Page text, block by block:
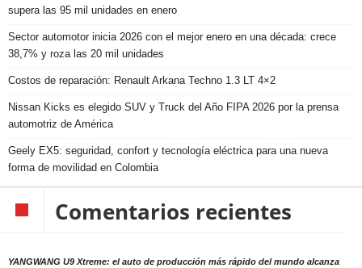
supera las 95 mil unidades en enero
Sector automotor inicia 2026 con el mejor enero en una década: crece
38,7% y roza las 20 mil unidades
Costos de reparación: Renault Arkana Techno 1.3 LT 4×2
Nissan Kicks es elegido SUV y Truck del Año FIPA 2026 por la prensa
automotriz de América
Geely EX5: seguridad, confort y tecnología eléctrica para una nueva
forma de movilidad en Colombia
Comentarios recientes
YANGWANG U9 Xtreme: el auto de producción más rápido del mundo alcanza